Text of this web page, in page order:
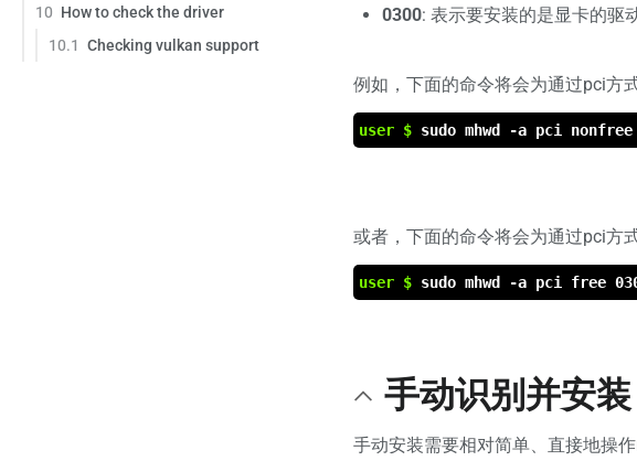
10 How to check the driver
10.1
Checking vulkan support
0300: 表示要安装的是显卡的驱
例如，下面的命令将会为通过pci方
user $ sudo mhwd -a pci nonfree
或者，下面的命令将会为通过pci方
user $ sudo mhwd -a pci free
手动识别并安装
手动安装需要相对简单、直接地操